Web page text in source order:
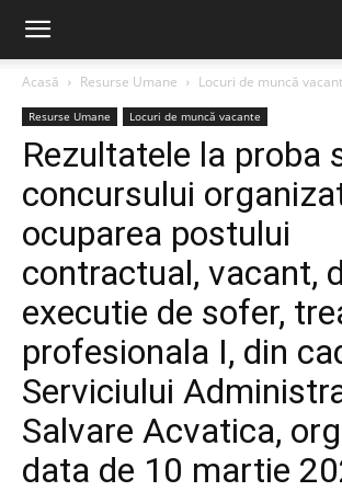
Acasă Resurse Umane Locuri de muncă
Resurse Umane Locuri de muncă vacante
Rezultatele la proba
concursului
ocuparea postului
contractual, vacant,
executie de sofer,
profesionala I, din
Serviciului
Salvare Acvatica,
data de 10 martie